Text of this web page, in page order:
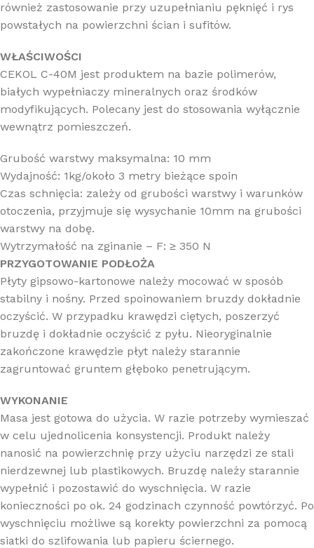
również zastosowanie przy uzupełnianiu pęknięć i rys
powstałych na powierzchni ścian i sufitów.
WŁAŚCIWOŚCI
CEKOL C-40M jest produktem na bazie polimerów,
białych wypełniaczy mineralnych oraz środków
modyfikujących. Polecany jest do stosowania wyłącznie
wewnątrz pomieszczeń.
Grubość warstwy maksymalna: 10 mm
Wydajność: 1kg/około 3 metry bieżące spoin
Czas schnięcia: zależy od grubości warstwy i warunków
otoczenia, przyjmuje się wysychanie 10mm na grubości
warstwy na dobę.
Wytrzymałość na zginanie – F: ≥ 350 N
PRZYGOTOWANIE PODŁOŻA
Płyty gipsowo-kartonowe należy mocować w sposób
stabilny i nośny. Przed spoinowaniem bruzdy dokładnie
oczyścić. W przypadku krawędzi ciętych, poszerzyć
bruzdę i dokładnie oczyścić z pyłu. Nieoryginalnie
zakończone krawędzie płyt należy starannie
zagruntować gruntem głęboko penetrującym.
WYKONANIE
Masa jest gotowa do użycia. W razie potrzeby wymieszać
w celu ujednolicenia konsystencji. Produkt należy
nanosić na powierzchnię przy użyciu narzędzi ze stali
nierdzewnej lub plastikowych. Bruzdę należy starannie
wypełnić i pozostawić do wyschnięcia. W razie
konieczności po ok. 24 godzinach czynność powtórzyć. Po
wyschnięciu możliwe są korekty powierzchni za pomocą
siatki do szlifowania lub papieru ściernego.